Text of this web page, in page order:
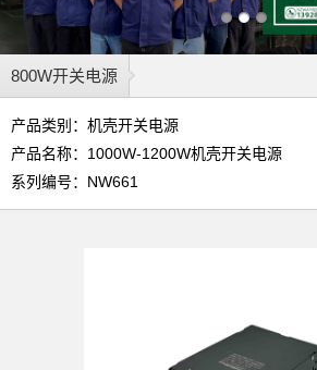
800W开关电源
产品类别：机壳开关电源
产品名称：1000W-1200W机壳开关电源
系列编号：NW661